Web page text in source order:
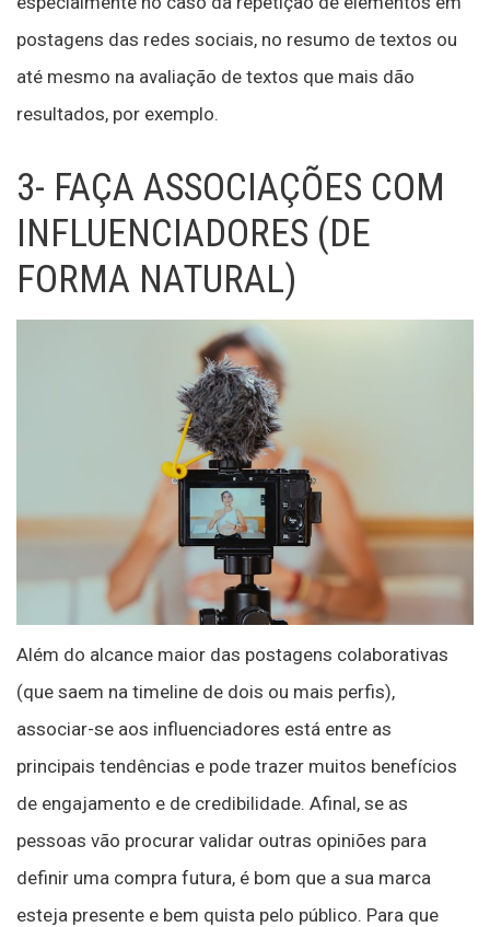
postagens das redes sociais, no resumo de textos ou
até mesmo na avaliação de textos que mais dão
resultados, por exemplo.
3- FAÇA ASSOCIAÇÕES COM
INFLUENCIADORES (DE
FORMA NATURAL)
Além do alcance maior das postagens colaborativas
(que saem na timeline de dois ou mais perfis),
associar-se aos influenciadores está entre as
principais tendências e pode trazer muitos benefícios
de engajamento e de credibilidade. Afinal, se as
pessoas vão procurar validar outras opiniões para
definir uma compra futura, é bom que a sua marca
esteja presente e bem quista pelo público. Para que